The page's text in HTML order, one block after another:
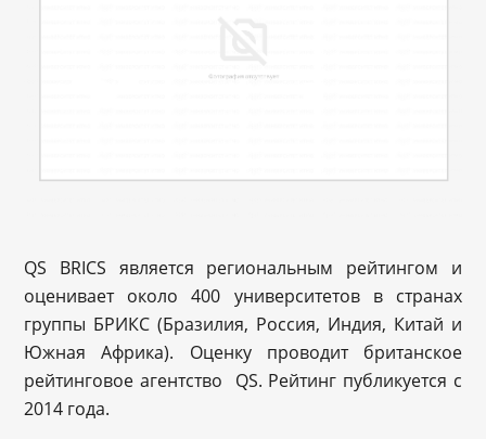
QS BRICS является региональным рейтингом и
оценивает около 400 университетов в странах
группы БРИКС (Бразилия, Россия, Индия, Китай и
Южная Африка). Оценку проводит британское
рейтинговое агентство QS. Рейтинг публикуется с
2014 года.